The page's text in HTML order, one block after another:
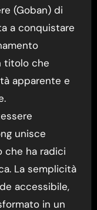
(Goban) di
a conquistare
titolo che
apparente e
unisce
che ha radici
La semplicità
accessibile,
in un